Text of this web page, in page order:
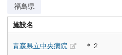
福島県
施設名
青森県立中央病院 ＊２